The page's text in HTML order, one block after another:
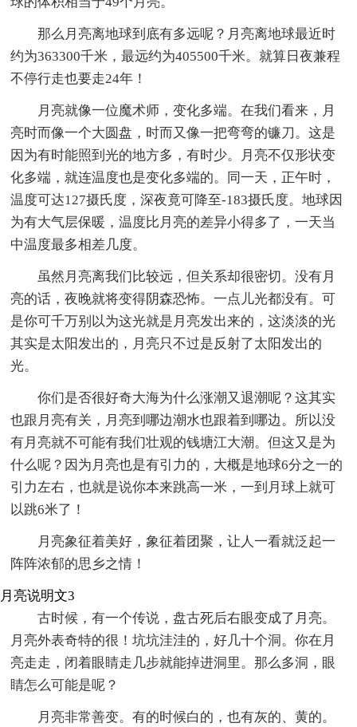
那么月亮离地球到底有多远呢？月亮离地球最近时
约为363300千米，最远约为405500千米。就算日夜兼程
不停行走也要走24年！
月亮就像一位魔术师，变化多端。在我们看来，月
亮时而像一个大圆盘，时而又像一把弯弯的镰刀。这是
因为有时能照到光的地方多，有时少。月亮不仅形状变
化多端，就连温度也是变化多端的。同一天，正午时，
温度可达127摄氏度，深夜竟可降至-183摄氏度。地球因
为有大气层保暖，温度比月亮的差异小得多了，一天当
中温度最多相差几度。
虽然月亮离我们比较远，但关系却很密切。没有月
亮的话，夜晚就将变得阴森恐怖。一点儿光都没有。可
是你可千万别以为这光就是月亮发出来的，这淡淡的光
其实是太阳发出的，月亮只不过是反射了太阳发出的
光。
你们是否很好奇大海为什么涨潮又退潮呢？这其实
也跟月亮有关，月亮到哪边潮水也跟着到哪边。所以没
有月亮就不可能有我们壮观的钱塘江大潮。但这又是为
什么呢？因为月亮也是有引力的，大概是地球6分之一的
引力左右，也就是说你本来跳高一米，一到月球上就可
以跳6米了！
月亮象征着美好，象征着团聚，让人一看就泛起一
阵阵浓郁的思乡之情！
月亮说明文3
古时候，有一个传说，盘古死后右眼变成了月亮。
月亮外表奇特的很！坑坑洼洼的，好几十个洞。你在月
亮走走，闭着眼睛走几步就能掉进洞里。那么多洞，眼
睛怎么可能是呢？
月亮非常善变。有的时候白的，也有灰的、黄的。